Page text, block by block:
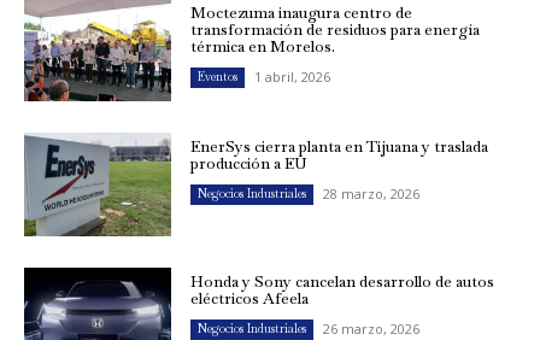
Moctezuma inaugura centro de
transformación de residuos para energía
térmica en Morelos.
Eventos 1 abril, 2026
EnerSys cierra planta en Tijuana y traslada
producción a EU
Negocios Industriales 28 marzo, 2026
Honda y Sony cancelan desarrollo de autos
eléctricos Afeela
Negocios Industriales 26 marzo, 2026